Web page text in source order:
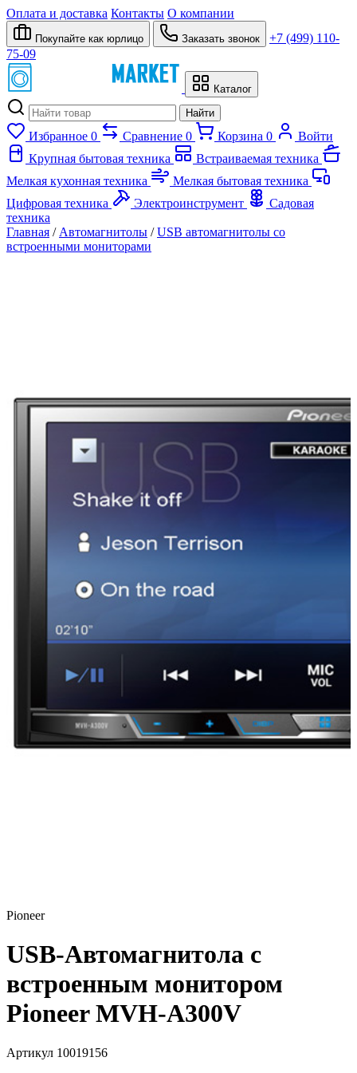
Оплата и доставка Контакты О компании
Покупайте как юрлицо Заказать звонок
+7 (499) 110-
75-09
Каталог
Найти
Избранное 0 Сравнение 0 Корзина 0
Войти
Крупная бытовая техника
Встраиваемая техника
Мелкая кухонная техника
Мелкая бытовая техника
Цифровая техника
Электроинструмент
Садовая
техника
Главная / Автомагнитолы / USB автомагнитолы cо
встроенными мониторами
Pioneer
USB-Автомагнитола c
встроенным монитором
Pioneer MVH-A300V
Артикул 10019156